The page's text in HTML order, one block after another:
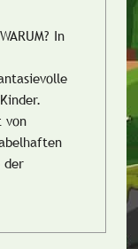
In
von
der